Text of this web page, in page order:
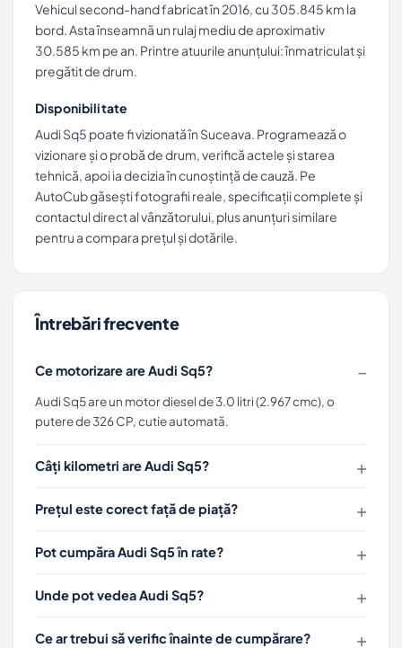
Vehicul second-hand fabricat în 2016, cu 305.845 km la
bord. Asta înseamnă un rulaj mediu de aproximativ
30.585 km pe an. Printre atuurile anunțului: înmatriculat și
pregătit de drum.
Disponibilitate
Audi Sq5 poate fi vizionată în Suceava. Programează o
vizionare și o probă de drum, verifică actele și starea
tehnică, apoi ia decizia în cunoștință de cauză. Pe
AutoCub găsești fotografii reale, specificații complete și
contactul direct al vânzătorului, plus anunțuri similare
pentru a compara prețul și dotările.
Întrebări frecvente
Ce motorizare are Audi Sq5?
Audi Sq5 are un motor diesel de 3.0 litri (2.967 cmc), o
putere de 326 CP, cutie automată.
Câți kilometri are Audi Sq5?
Prețul este corect față de piață?
Pot cumpăra Audi Sq5 în rate?
Unde pot vedea Audi Sq5?
Ce ar trebui să verific înainte de cumpărare?